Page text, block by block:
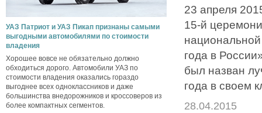
УАЗ Патриот и УАЗ Пикап признаны самыми
выгодными автомобилями по стоимости
владения
Хорошее вовсе не обязательно должно
обходиться дорого. Автомобили УАЗ по
стоимости владения оказались гораздо
выгоднее всех одноклассников и даже
большинства внедорожников и кроссоверов из
более компактных сегментов.
23 апреля
15-й
года в
был назван
года в своем
28.04.2015